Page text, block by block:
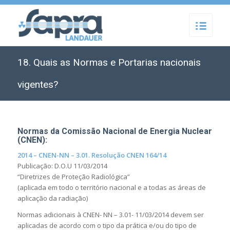
18. Quais as Normas e Portarias nacionais
vigentes?
Normas da Comissão Nacional de Energia Nuclear
(CNEN):
2014 – CNEN-NN – 3.01. Resolução CNEN 164/14
Publicação: D.O.U 11/03/2014
“Diretrizes de Proteção Radiológica”
(aplicada em todo o território nacional e a todas as áreas de
aplicação da radiação)
Normas adicionais à CNEN- NN – 3.01- 11/03/2014 devem ser
aplicadas de acordo com o tipo da prática e/ou do tipo de